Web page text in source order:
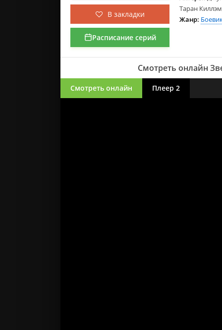
Таран
Жанр:
В закладки
Расписание серий
Смотреть онлайн
Смотреть онлайн Плеер 2